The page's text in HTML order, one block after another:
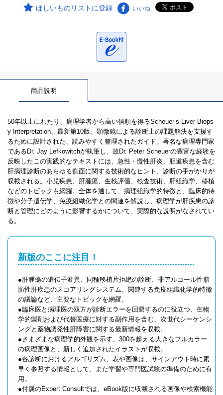
ほしいものリストに登録 いいね
商品説明
50年以上にわたり、病理学者から高い信頼を得るScheuer’s Liver Biops
y Interpretation、最新第10版。顕微鏡による診断上の課題解決を支援す
るために設計された、読みやすく整理されたガイド。著名な病理専門家
であるDr. Jay Lefkowitchが執筆し、故Dr. Peter Scheuerの豊富な経験を
反映したこの実践的なテキストには、急性・慢性肝炎、胆道疾患を含む
肝病理診断のあらゆる側面に関する技術的なヒント、診断の手がかりが
収載される。小児疾患、肝腫瘍、生検評価、検査技術、肝組織学、移植
などのトピックも網羅。全体を通して、病理組織学的特徴と、臨床的特
徴や分子遺伝学、免疫組織化学との関連を解説し、病理学が肝疾患の診
断と管理にどのように影響するかについて、実際的な説明がなされてい
る。
新版のここに注目！
●肝腫瘍の遺伝子変異、同種移植片拒絶の診断、非アルコール性脂
肪性肝疾患のスコアリングシステム、関連する免疫組織化学的特徴
の議論など、主要なトピックを網羅。
●臨床医と病理医の双方が診断エラーを回避するのに役立つ、生物
学的製剤および代替医療に対する副作用を含む、次世代シーケンシ
ングと薬物誘発性肝障害に関する最新情報を収載。
●さまざまな病理学的外観を示す、300を超える大きなフルカラー
の病理画像と、新しく追加されたイラストが収載。
●各診断におけるアルゴリズム、表や画像は、サインアウト時に素
早く参照する情報として、また学習や専門医試験の準備のために有
用。
●付属のExpert Consultでは、eBook版に収載される画像や検索機能